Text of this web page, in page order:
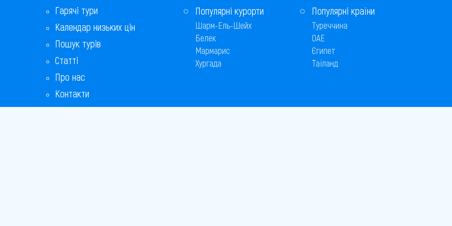
Гарячі тури
Календар низьких цін
Пошук турів
Статті
Про нас
Контакти
Бонусна програма
Популярні курорти
Шарм-Ель-Шейх
Белек
Мармарис
Хургада
Популярні країни
Туреччина
ОАЕ
Єгипет
Таїланд